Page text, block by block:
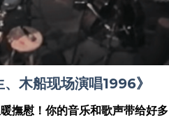
木船现场演唱1996》
撫慰！你的音乐和歌声带给好多